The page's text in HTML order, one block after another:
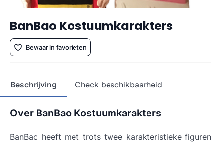
BanBao Kostuumkarakters
Bewaar in favorieten
Beschrijving Check beschikbaarheid
Over BanBao Kostuumkarakters
BanBao heeft met trots twee karakteristieke figuren